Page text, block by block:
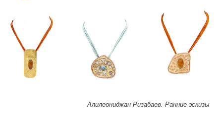
Алилеониджан Ризабаев. Ранние эскизы